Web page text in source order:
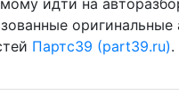
идти на
Партс39 (part39.ru).